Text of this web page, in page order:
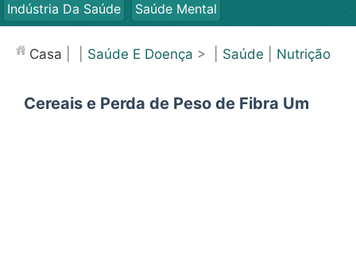
Indústria Da Saúde
Saúde Mental
Casa Saúde E Doença > | Saúde Nutrição
Cereais e Perda de Peso de Fibra Um